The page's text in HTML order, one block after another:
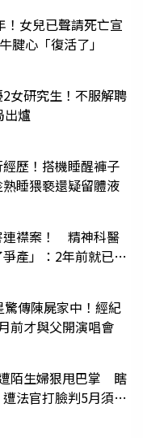
！女兒已聲請死亡宣
心「復活了」
女研究生！不服解聘
爐
歷！搭機睡醒褲子
睡猥褻還疑留體液
連襟案！ 精神科醫
產」：2年前就已言
傳陳屍家中！經紀
前才與父開演唱會
陌生婦狠甩巴掌 瞎
法官打臉判5月須入